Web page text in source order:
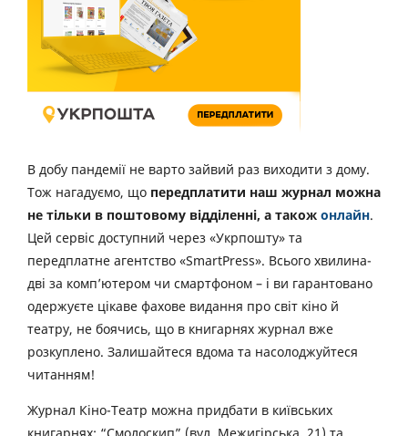
В добу пандемії не варто зайвий раз виходити з дому.
Тож нагадуємо, що передплатити наш журнал можна
не тільки в поштовому відділенні, а також онлайн.
Цей сервіс доступний через «Укрпошту» та
передплатне агентство «SmartPress». Всього хвилина-
дві за комп’ютером чи смартфоном – і ви гарантовано
одержуєте цікаве фахове видання про світ кіно й
театру, не боячись, що в книгарнях журнал вже
розкуплено. Залишайтеся вдома та насолоджуйтеся
читанням!
Журнал Кіно-Театр можна придбати в київських